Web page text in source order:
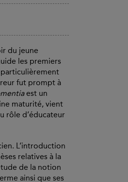
du jeune
les premiers
fut prompt à
est un
maturité, vient
rôle d’éducateur
L’introduction
relatives à la
de la notion
ainsi que ses